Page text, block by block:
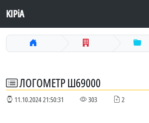
KIPiA
ЛОГОМЕТР Ш69000
11.10.2024 21:50:31 303 2